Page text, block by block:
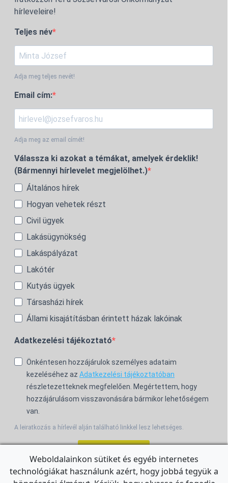
hírleveleire!
Teljes név
Adja meg teljes nevét!
Email cím:
Adja meg az email címét!
Válassza ki azokat a témákat, amelyek érdeklik!
(Bármennyi hírlevelet megjelölhet.)
Általános hírek
Hogyan vehetek részt
Civil ügyek
Lakásügynökség
Lakáspályázat
Lakótér
Kutyás ügyek
Társasházi hírek
Állami kisajátításban érintett házak lakóinak
Adatkezelési tájékoztató
Önkéntesen hozzájárulok személyes adataim
kezeléséhez az Adatkezelési tájékoztatóban
részletezetteknek megfelelően. Megértettem, hogy
hozzájárulásom visszavonására bármikor lehetőségem
van.
A leiratkozás a hírlevél alján található linkkel lesz lehetséges.
For the English Newsletter, clickHERE.
Weboldalainkon sütiket és egyéb internetes
technológiákat használunk azért, hogy jobbá tegyük a